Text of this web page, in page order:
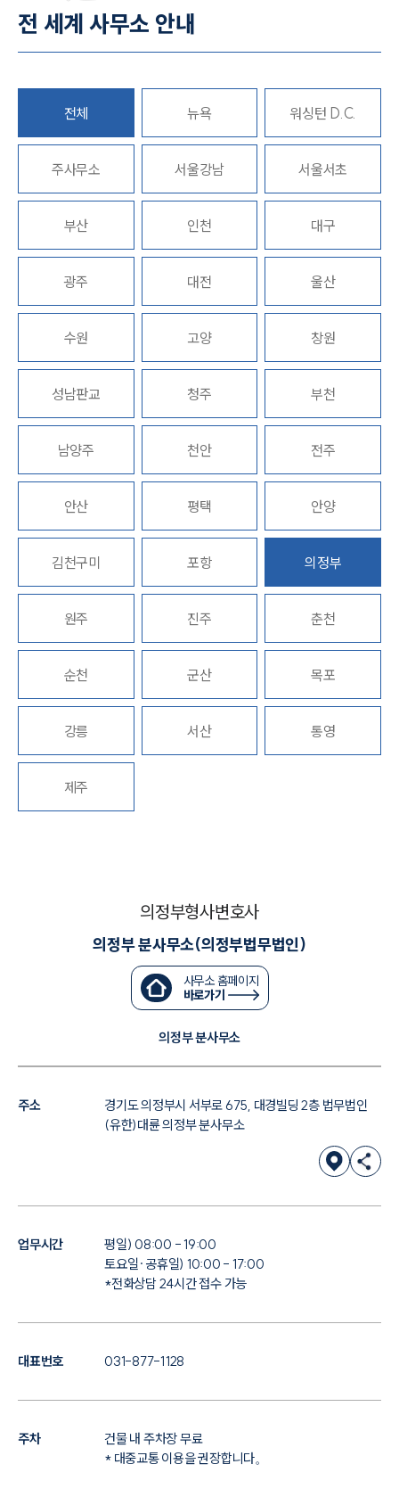
그룹소개
대륜의 강점
오시는 길
고객의 소리
통합검색
AI대륜
업무사례
사례분석/최신동향
형사 법률정보
법률지식인
형사소송·상담후기
업무분야
전체
구성원 소개
소식/자료
언론보도
공지사항
법률 블로그
법률서식
세미나
대륜법률상담예약
전 세계 사무소 안내
전체 뉴욕 워싱턴 D.C.
주사무소 서울강남 서울서초
부산 인천 대구
광주 대전 울산
수원 고양 창원
성남판교 청주 부천
남양주 천안 전주
안산 평택 안양
김천구미 포항 의정부
원주 진주 춘천
순천 군산 목포
강릉 서산 통영
제주
의정부형사변호사
의정부 분사무소(의정부법무법인)
사무소 홈페이지
바로가기
의정부 분사무소
주소
경기도 의정부시 서부로 675, 대경빌딩 2층 법무법인
(유한)대륜 의정부 분사무소
업무시간
평일) 08:00 - 19:00
토요일·공휴일) 10:00 - 17:00
*전화상담 24시간 접수 가능
대표번호 031-877-1128
주차
건물 내 주차장 무료
* 대중교통 이용을 권장합니다。